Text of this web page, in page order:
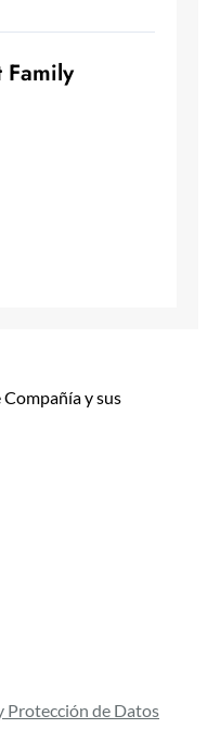
Family
y sus
Protección de Datos